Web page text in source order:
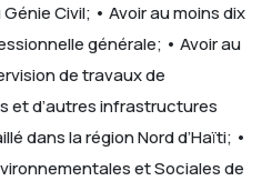
Civil; • Avoir au moins dix
générale; • Avoir au
de travaux de
et d’autres infrastructures
dans la région Nord d’Haïti; •
et Sociales de